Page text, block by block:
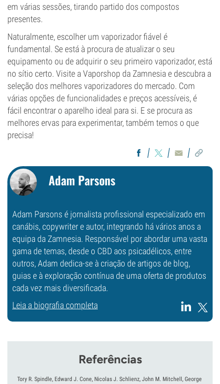
em várias sessões, tirando partido dos compostos
presentes.
Naturalmente, escolher um vaporizador fiável é
fundamental. Se está à procura de atualizar o seu
equipamento ou de adquirir o seu primeiro vaporizador, está
no sítio certo. Visite a Vaporshop da Zamnesia e descubra a
seleção dos melhores vaporizadores do mercado. Com
várias opções de funcionalidades e preços acessíveis, é
fácil encontrar o aparelho ideal para si. E se procura as
melhores ervas para experimentar, também temos o que
precisa!
Adam Parsons
Adam Parsons é jornalista profissional especializado em
canábis, copywriter e autor, integrando há vários anos a
equipa da Zamnesia. Responsável por abordar uma vasta
gama de temas, desde o CBD aos psicadélicos, entre
outros, Adam dedica-se à criação de artigos de blog,
guias e à exploração contínua de uma oferta de produtos
cada vez mais diversificada.
Leia a biografia completa
Referências
Tory R. Spindle, Edward J. Cone, Nicolas J. Schlienz, John M. Mitchell, George